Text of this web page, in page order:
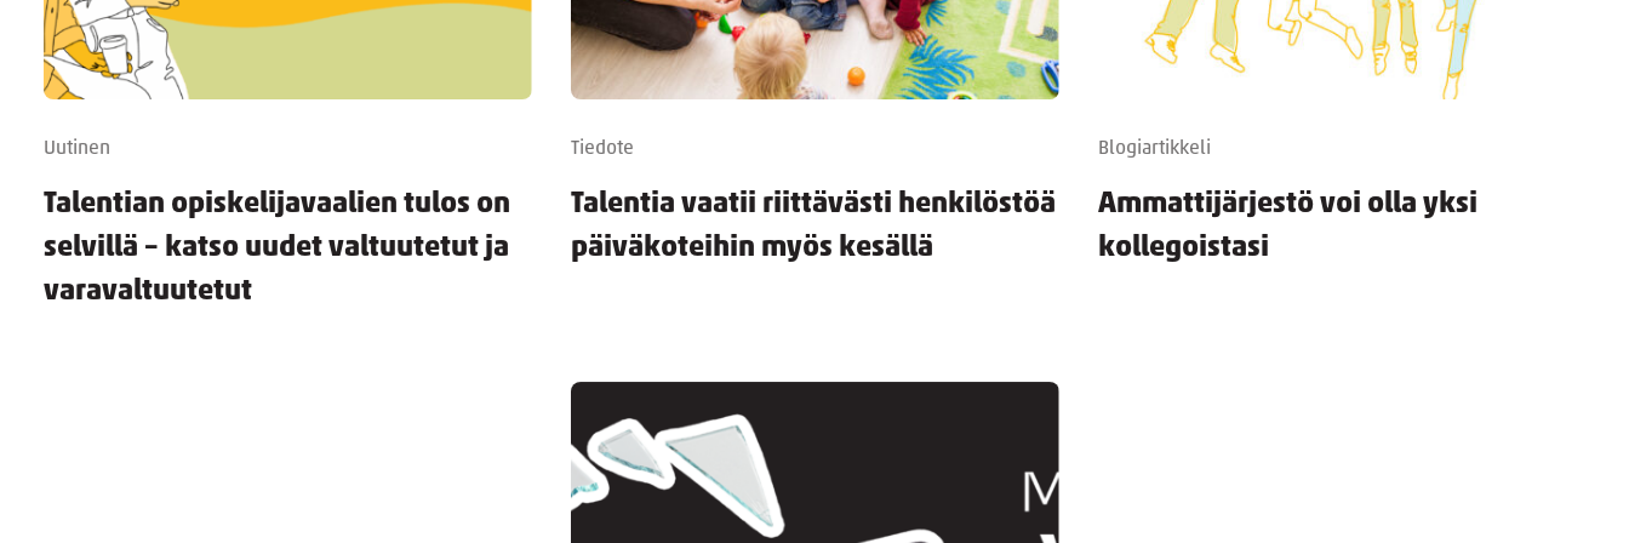
Uutinen
Talentian opiskelijavaalien tulos on
selvillä – katso uudet valtuutetut ja
varavaltuutetut
Tiedote
Talentia vaatii riittävästi henkilöstöä
päiväkoteihin myös kesällä
Blogiartikkeli
Ammattijärjestö voi olla yksi
kollegoistasi